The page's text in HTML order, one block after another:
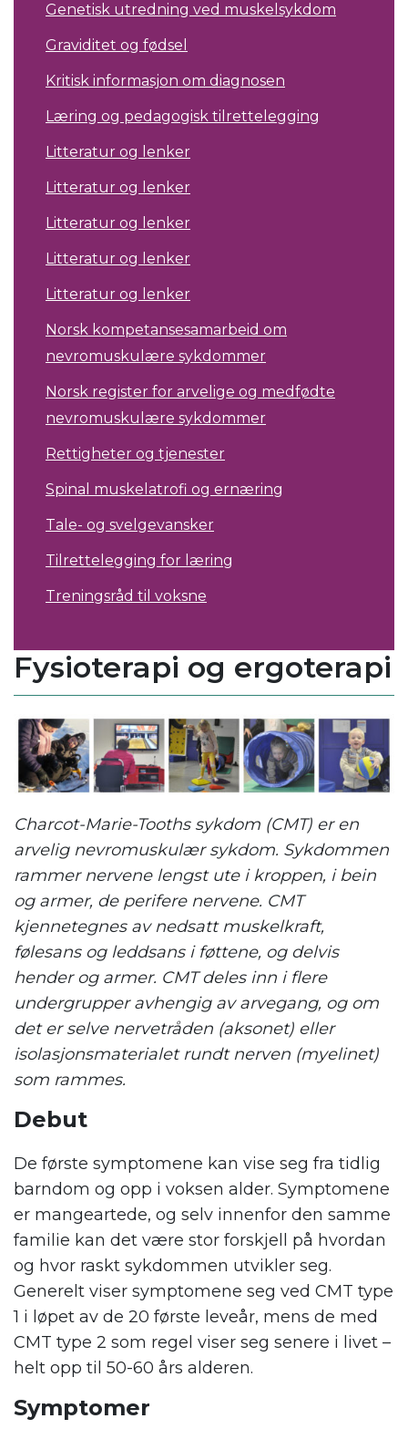
Genetisk utredning ved muskelsykdom
Graviditet og fødsel
Kritisk informasjon om diagnosen
Læring og pedagogisk tilrettelegging
Litteratur og lenker
Litteratur og lenker
Litteratur og lenker
Litteratur og lenker
Litteratur og lenker
Norsk kompetansesamarbeid om
nevromuskulære sykdommer
Norsk register for arvelige og medfødte
nevromuskulære sykdommer
Rettigheter og tjenester
Spinal muskelatrofi og ernæring
Tale- og svelgevansker
Tilrettelegging for læring
Treningsråd til voksne
Fysioterapi og ergoterapi
Charcot-Marie-Tooths sykdom (CMT) er en
arvelig nevromuskulær sykdom. Sykdommen
rammer nervene lengst ute i kroppen, i bein
og armer, de perifere nervene. CMT
kjennetegnes av nedsatt muskelkraft,
følesans og leddsans i føttene, og delvis
hender og armer. CMT deles inn i flere
undergrupper avhengig av arvegang, og om
det er selve nervetråden (aksonet) eller
isolasjonsmaterialet rundt nerven (myelinet)
som rammes.
Debut
De første symptomene kan vise seg fra tidlig
barndom og opp i voksen alder. Symptomene
er mangeartede, og selv innenfor den samme
familie kan det være stor forskjell på hvordan
og hvor raskt sykdommen utvikler seg.
Generelt viser symptomene seg ved CMT type
1 i løpet av de 20 første leveår, mens de med
CMT type 2 som regel viser seg senere i livet –
helt opp til 50-60 års alderen.
Symptomer